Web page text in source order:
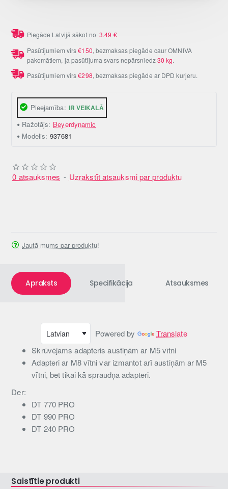
Pieejamība: IR VEIKALĀ
Ražotājs: Beyerdynamic
Modelis: 937681
0 atsauksmes - Uzrakstīt atsauksmi par produktu
Piegāde Latvijā sākot no3.49 €
Pasūtījumiem virs€150, bezmaksas piegāde caur OMNIVA
pakomātiem, ja pasūtījuma svars nepārsniedz30 kg.
Pasūtījumiem virs€298, bezmaksas piegāde ar DPD kurjeru.
Jautā mums par produktu!
Apraksts Specifikācija Atsauksmes
Powered by
Translate
Skrūvējams adapteris austiņām ar M5 vītni
Adapteri ar M8 vītni var izmantot arī austiņām ar M5
vītni, bet tikai kā spraudņa adapteri.
Der:
DT 770 PRO
DT 990 PRO
DT 240 PRO
Saistītie produkti